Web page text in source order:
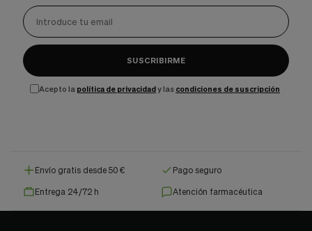
SUSCRIBIRME
Acepto la política de privacidady las condiciones de suscripción
Envío gratis desde 50 € Pago seguro
Entrega 24/72 h Atención farmacéutica